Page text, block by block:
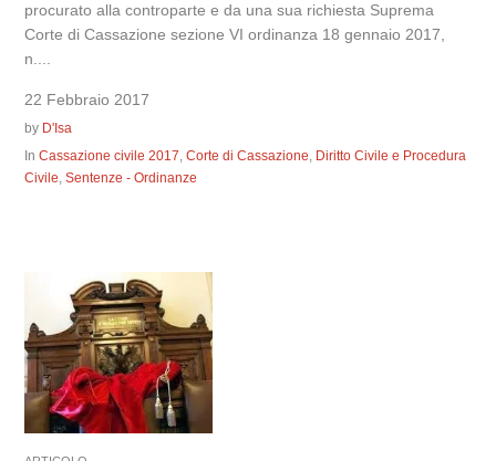
procurato alla controparte e da una sua richiesta Suprema
Corte di Cassazione sezione VI ordinanza 18 gennaio 2017,
n....
22 Febbraio 2017
by D'Isa
InCassazione civile 2017,Corte di Cassazione, Diritto Civile e Procedura
Civile,Sentenze - Ordinanze